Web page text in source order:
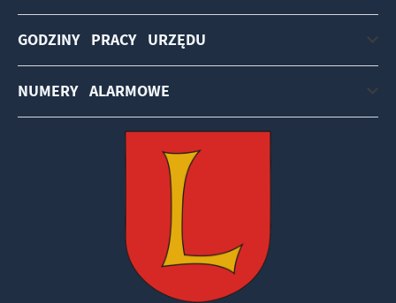
GODZINY PRACY URZĘDU
NUMERY ALARMOWE